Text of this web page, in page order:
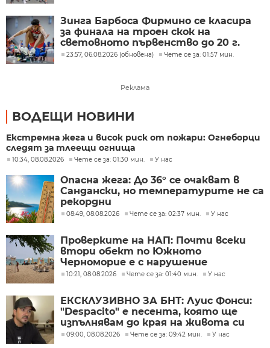
до 20 г.
Зинга Барбоса Фирмино се класира
за финала на троен скок на
световното първенство до 20 г.
23:57, 06.08.2026 (обновена) Чете се за: 01:57 мин.
Реклама
ВОДЕЩИ НОВИНИ
Екстремна жега и висок риск от пожари: Огнеборци
следят за тлеещи огнища
10:34, 08.08.2026 Чете се за: 01:30 мин. У нас
Опасна жега: До 36° се очакват в
Сандански, но температурите не са
рекордни
08:49, 08.08.2026 Чете се за: 02:37 мин. У нас
Проверките на НАП: Почти всеки
втори обект по Южното
Черноморие е с нарушение
10:21, 08.08.2026 Чете се за: 01:40 мин. У нас
ЕКСКЛУЗИВНО ЗА БНТ: Луис Фонси:
"Despacito" е песента, която ще
изпълнявам до края на живота си
09:00, 08.08.2026 Чете се за: 09:42 мин. У нас